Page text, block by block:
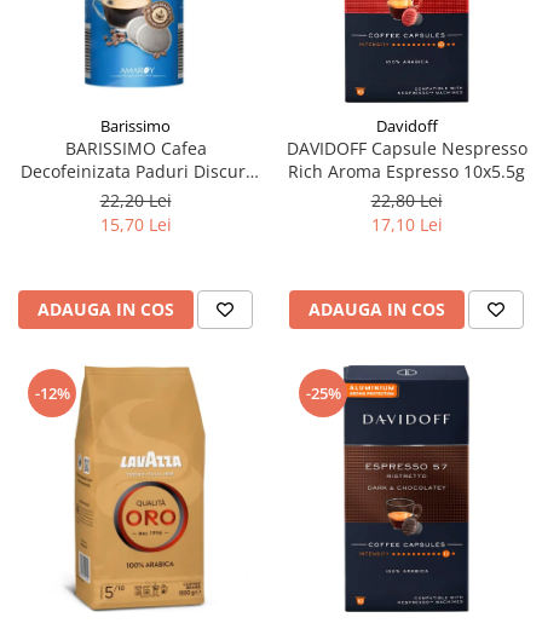
Barissimo
BARISSIMO Cafea
Decofeinizata Paduri Discuri
Senseo 62mm Monodoze
20buc - 140g
22,20 Lei
15,70 Lei
ADAUGA IN COS
Davidoff
DAVIDOFF Capsule Nespresso
Rich Aroma Espresso 10x5.5g
22,80 Lei
17,10 Lei
ADAUGA IN COS
-12% -25%